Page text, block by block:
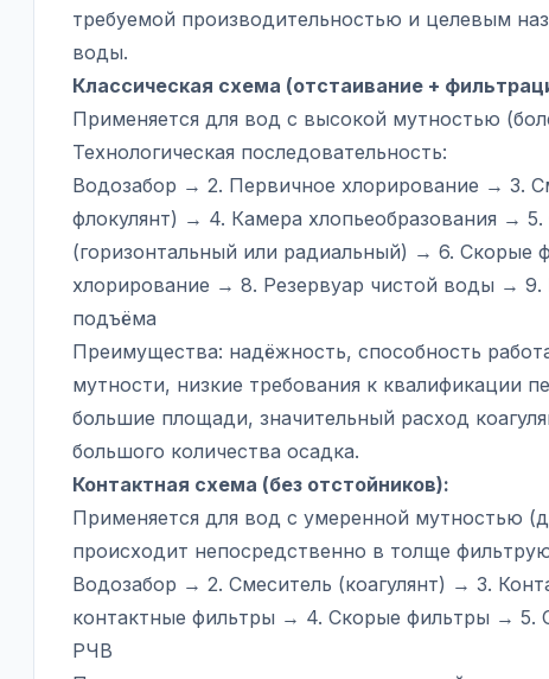
требуемой производительностью и целевым
воды.
Классическая схема (отстаивание +
Применяется для вод с высокой мутностью
Технологическая последовательность:
Водозабор → 2. Первичное хлорирование → 3.
флокулянт) → 4. Камера хлопьеобразования →
(горизонтальный или радиальный) → 6. Скорые
хлорирование → 8. Резервуар чистой воды → 9.
подъёма
Преимущества: надёжность, способность
мутности, низкие требования к квалификации
большие площади, значительный расход
большого количества осадка.
Контактная схема (без отстойников):
Применяется для вод с умеренной мутностью
происходит непосредственно в толще
Водозабор → 2. Смеситель (коагулянт) → 3.
контактные фильтры → 4. Скорые фильтры → 5.
РЧВ